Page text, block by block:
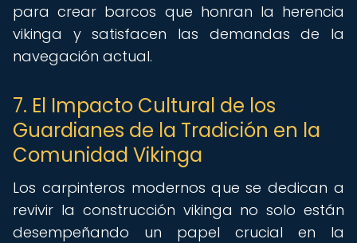
para crear barcos que honran la herencia
vikinga y satisfacen las demandas de la
navegación actual.
7. El Impacto Cultural de los
Guardianes de la Tradición en la
Comunidad Vikinga
Los carpinteros modernos que se dedican a
revivir la construcción vikinga no solo están
desempeñando un papel crucial en la